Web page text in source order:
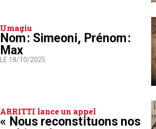
Umagiu
Nom : Simeoni, Prénom :
Max
LE 18/10/2025
ARRITTI lance un appel
« Nous reconstituons nos